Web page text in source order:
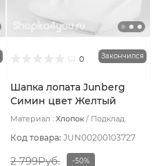
0 Закончился
Шапка лопата Junberg
Симин цвет Желтый
Материал : Хлопок
Подклад:
Код товара: JUN00200103727
2 799Руб. -50%